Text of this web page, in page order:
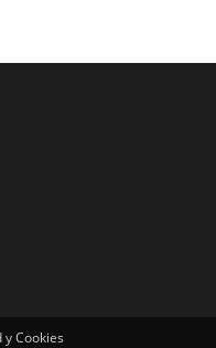
y Cookies